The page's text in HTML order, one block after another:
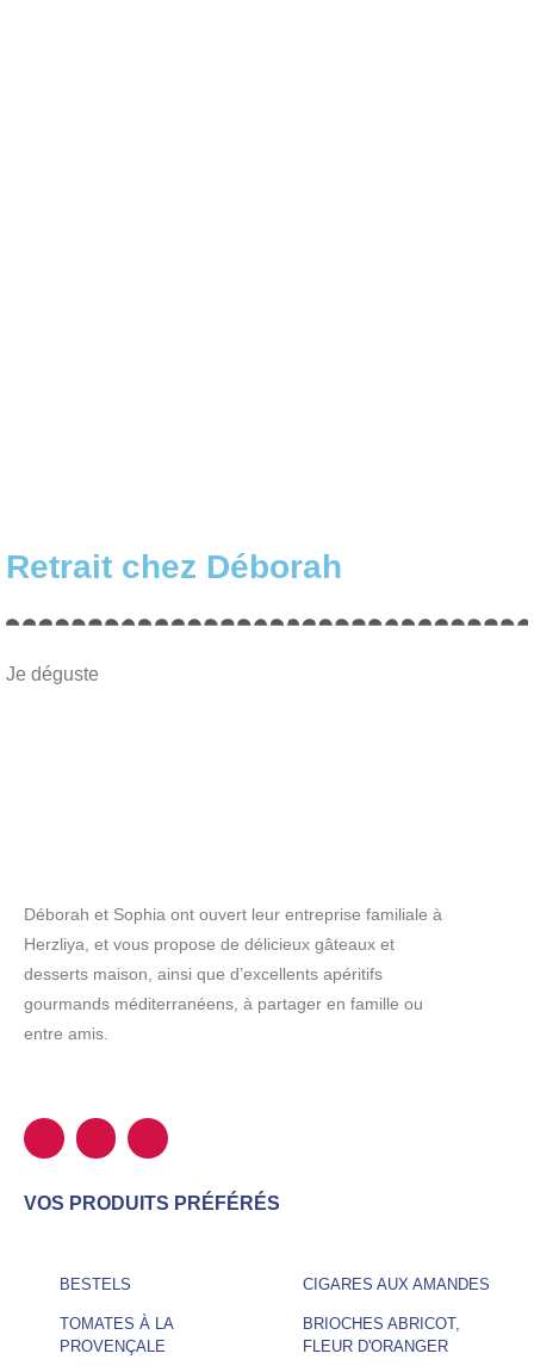
Retrait chez Déborah
Je déguste
Déborah et Sophia ont ouvert leur entreprise familiale à
Herzliya, et vous propose de délicieux gâteaux et
desserts maison, ainsi que d’excellents apéritifs
gourmands méditerranéens, à partager en famille ou
entre amis.
VOS PRODUITS PRÉFÉRÉS
BESTELS
TOMATES À LA
PROVENÇALE
CIGARES AUX AMANDES
BRIOCHES ABRICOT,
FLEUR D'ORANGER